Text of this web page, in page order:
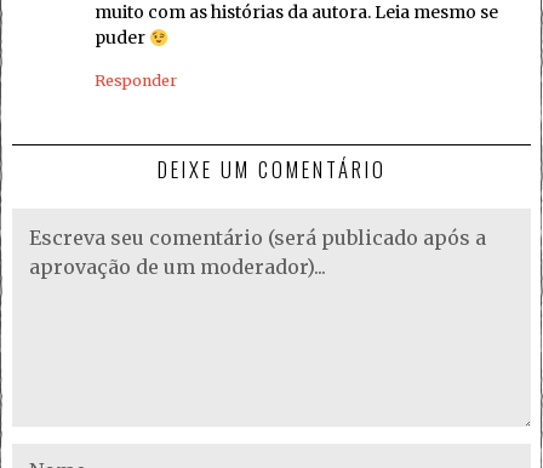
muito com as histórias da autora. Leia mesmo se
puder
Responder
DEIXE UM COMENTÁRIO